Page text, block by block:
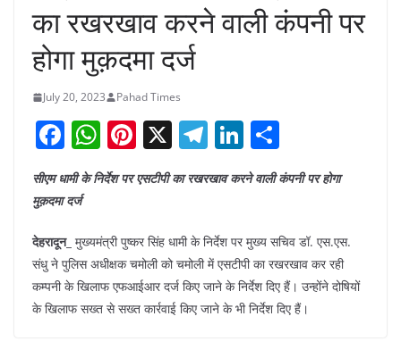
का रखरखाव करने वाली कंपनी पर
होगा मुक़दमा दर्ज
July 20, 2023 Pahad Times
F
a
c
b
o
o
W
h
at
A
p
p
Pi
nt
er
st
X T
e
a
m
Li
n
k
dI
n
h
ar
सीएम धामी के निर्देश पर एसटीपी का रखरखाव करने वाली कंपनी पर होगा
मुक़दमा दर्ज
देहरादून_ मुख्यमंत्री पुष्कर सिंह धामी के निर्देश पर मुख्य सचिव डॉ. एस.एस.
संधु ने पुलिस अधीक्षक चमोली को चमोली में एसटीपी का रखरखाव कर रही
कम्पनी के खिलाफ एफआईआर दर्ज किए जाने के निर्देश दिए हैं। उन्होंने दोषियों
के खिलाफ सख्त से सख्त कार्रवाई किए जाने के भी निर्देश दिए हैं।